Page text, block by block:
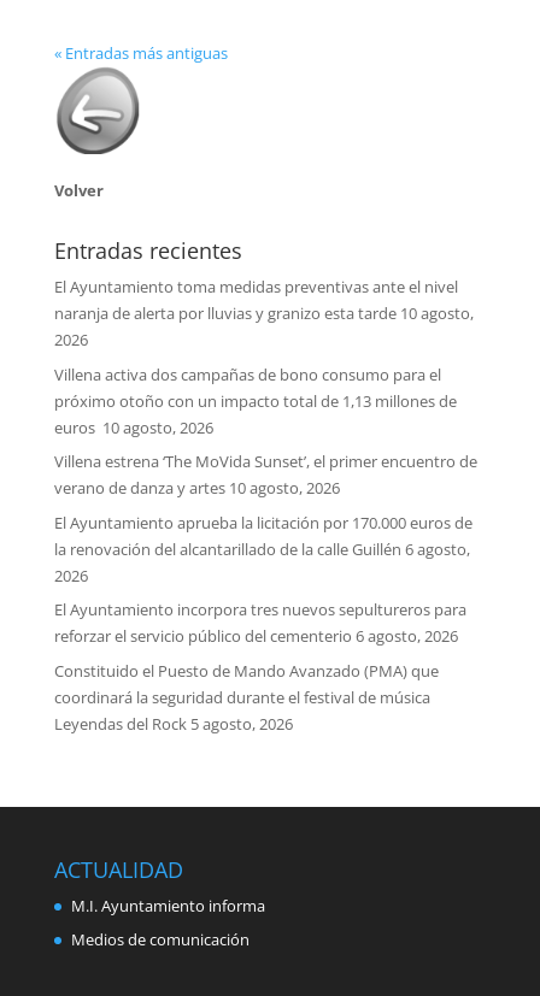
« Entradas más antiguas
Volver
Entradas recientes
El Ayuntamiento toma medidas preventivas ante el nivel
naranja de alerta por lluvias y granizo esta tarde 10 agosto,
2026
Villena activa dos campañas de bono consumo para el
próximo otoño con un impacto total de 1,13 millones de
euros 10 agosto, 2026
Villena estrena ‘The MoVida Sunset’, el primer encuentro de
verano de danza y artes 10 agosto, 2026
El Ayuntamiento aprueba la licitación por 170.000 euros de
la renovación del alcantarillado de la calle Guillén 6 agosto,
2026
El Ayuntamiento incorpora tres nuevos sepultureros para
reforzar el servicio público del cementerio 6 agosto, 2026
Constituido el Puesto de Mando Avanzado (PMA) que
coordinará la seguridad durante el festival de música
Leyendas del Rock 5 agosto, 2026
ACTUALIDAD
M.I. Ayuntamiento informa
Medios de comunicación